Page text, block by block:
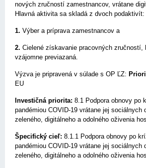
nových zručností zamestnancov, vrátane
Hlavná aktivita sa skladá z dvoch podaktivít:
1. Výber a príprava zamestnancov a
2. Cielené získavanie pracovných zručností,
vzájomne previazaná.
Výzva je pripravená v súlade s OP ĽZ:
EU
Investičná priorita: 8.1 Podpora obnovy po
pandémiou COVID-19 vrátane jej sociálnych
zeleného, digitálneho a odolného oživenia
Špecifický cieľ: 8.1.1 Podpora obnovy po
pandémiou COVID-19 vrátane jej sociálnych
zeleného, digitálneho a odolného oživenia